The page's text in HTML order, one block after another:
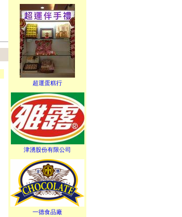
超運蛋糕行
津湧股份有限公司
一德食品廠